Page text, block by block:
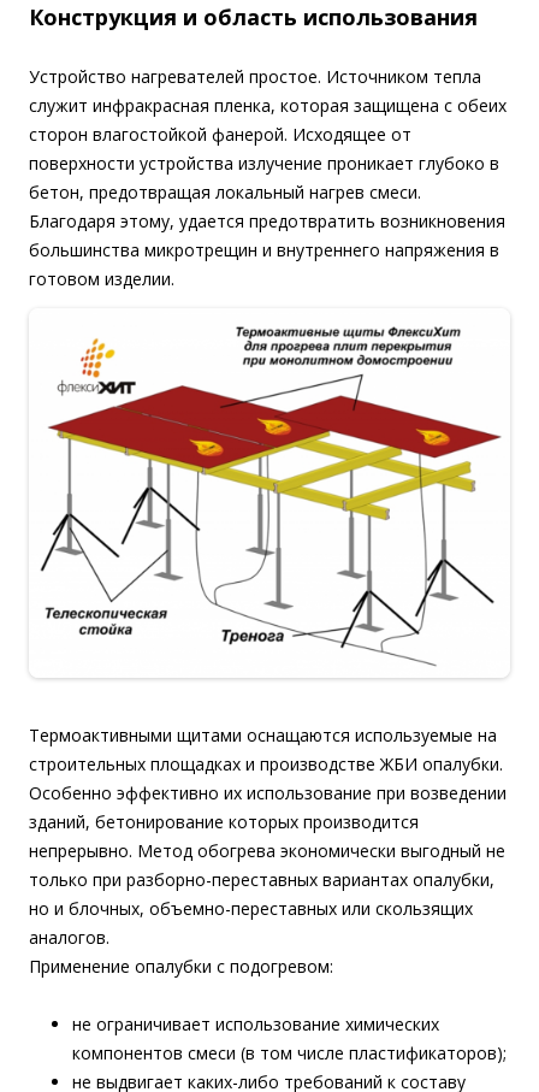
Конструкция и область использования
Устройство нагревателей простое. Источником тепла
служит инфракрасная пленка, которая защищена с обеих
сторон влагостойкой фанерой. Исходящее от
поверхности устройства излучение проникает глубоко в
бетон, предотвращая локальный нагрев смеси.
Благодаря этому, удается предотвратить возникновения
большинства микротрещин и внутреннего напряжения в
готовом изделии.
Термоактивными щитами оснащаются используемые на
строительных площадках и производстве ЖБИ опалубки.
Особенно эффективно их использование при возведении
зданий, бетонирование которых производится
непрерывно. Метод обогрева экономически выгодный не
только при разборно-переставных вариантах опалубки,
но и блочных, объемно-переставных или скользящих
аналогов.
Применение опалубки с подогревом:
не ограничивает использование химических
компонентов смеси (в том числе пластификаторов);
не выдвигает каких-либо требований к составу